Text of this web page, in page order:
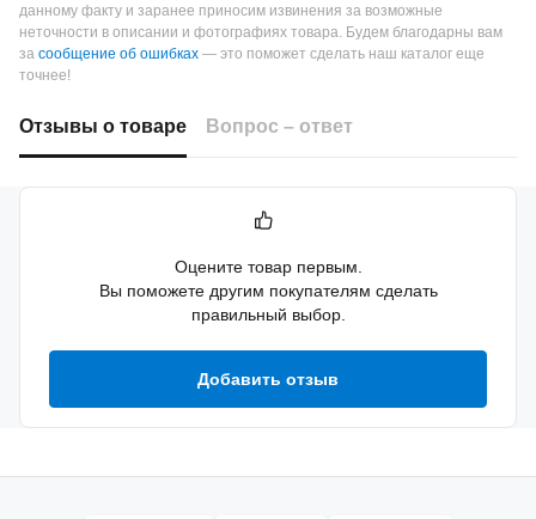
данному факту и заранее приносим извинения за возможные
неточности в описании и фотографиях товара. Будем благодарны вам
за сообщение об ошибках — это поможет сделать наш каталог еще
точнее!
Отзывы о товаре Вопрос – ответ
Оцените товар первым.
Вы поможете другим покупателям сделать
правильный выбор.
Добавить отзыв